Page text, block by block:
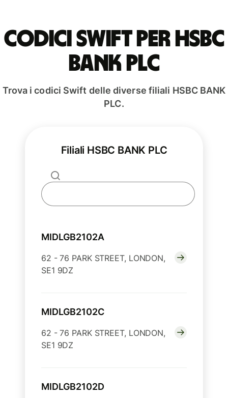
Codici Swift per HSBC
BANK PLC
Trova i codici Swift delle diverse filiali HSBC BANK
PLC.
Filiali HSBC BANK PLC
MIDLGB2102A
62 - 76 PARK STREET, LONDON,
SE1 9DZ
MIDLGB2102C
62 - 76 PARK STREET, LONDON,
SE1 9DZ
MIDLGB2102D